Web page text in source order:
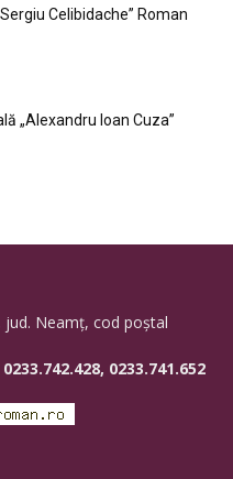
Celibidache” Roman
„Alexandru Ioan Cuza”
jud. Neamţ, cod poştal
0233.741.652